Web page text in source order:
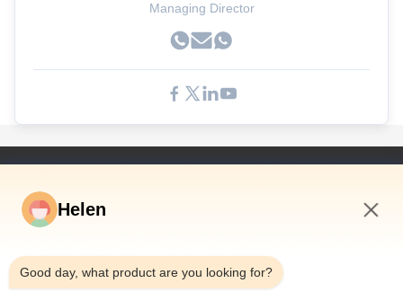
Managing Director
Βίντεο
Περίπου Εμείς
Helen
Good day, what product are you looking for?